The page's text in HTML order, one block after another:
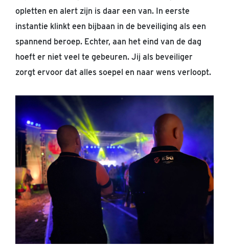
opletten en alert zijn is daar een van. In eerste
instantie klinkt een bijbaan in de beveiliging als een
spannend beroep. Echter, aan het eind van de dag
hoeft er niet veel te gebeuren. Jij als beveiliger
zorgt ervoor dat alles soepel en naar wens verloopt.